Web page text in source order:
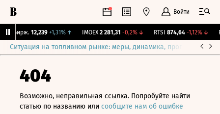
Войти
Бирж. 12,239 +1,31% ↑ IMOEX 2 281,31 -0,2%↓ RTSI 874,64 -1,12%↓
Ситуация на топливном рынке: меры, динамика, прогнозы
404
Возможно, неправильная ссылка. Попробуйте найти
статью по названию или сообщите нам об ошибке